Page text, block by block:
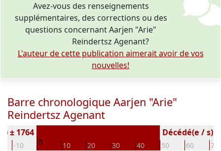
Avez-vous des renseignements
supplémentaires, des corrections ou des
questions concernant Aarjen "Arie"
Reindertsz Agenant?
L'auteur de cette publication aimerait avoir de vos
nouvelles!
Barre chronologique Aarjen "Arie"
Reindertsz Agenant
-10 0 10 20 30 40 50 60 70
± 1764 Décédé(e / s) (